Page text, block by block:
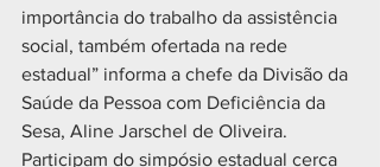
importância do trabalho da assistência
social, também ofertada na rede
estadual” informa a chefe da Divisão da
Saúde da Pessoa com Deficiência da
Sesa, Aline Jarschel de Oliveira.
Participam do simpósio estadual cerca